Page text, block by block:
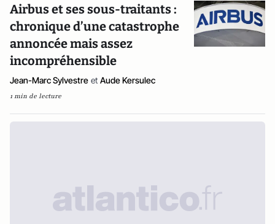
Airbus et ses sous-traitants :
chronique d’une catastrophe
annoncée mais assez
incompréhensible
Jean-Marc Sylvestre et Aude Kersulec
1 min de lecture